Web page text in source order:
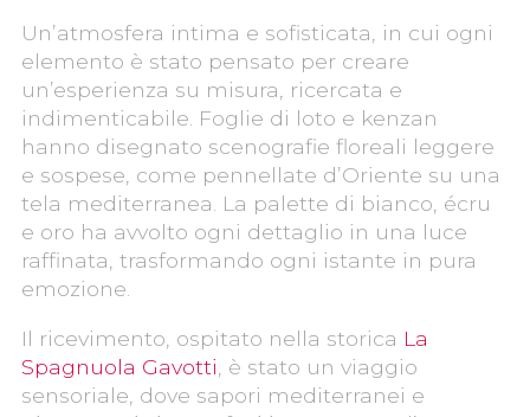
Un’atmosfera intima e sofisticata, in cui ogni
elemento è stato pensato per creare
un’esperienza su misura, ricercata e
indimenticabile. Foglie di loto e kenzan
hanno disegnato scenografie floreali leggere
e sospese, come pennellate d’Oriente su una
tela mediterranea. La palette di bianco, écru
e oro ha avvolto ogni dettaglio in una luce
raffinata, trasformando ogni istante in pura
emozione.
Il ricevimento, ospitato nella storica La
Spagnuola Gavotti , è stato un viaggio
sensoriale, dove sapori mediterranei e